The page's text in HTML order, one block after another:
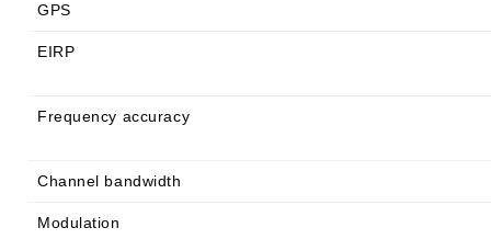
GPS
EIRP
Frequency accuracy
Channel bandwidth
Modulation